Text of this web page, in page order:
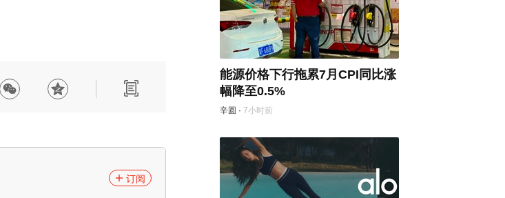
订阅
能源价格下行拖累7月CPI同比涨
幅降至0.5%
辛圆 · 7小时前